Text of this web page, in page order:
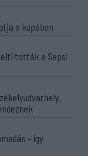
a kupában
eltiltották a Sepsi
– így